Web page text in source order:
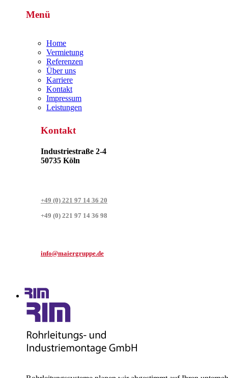
Menü
Home
Vermietung
Referenzen
Über uns
Karriere
Kontakt
Impressum
Leistungen
Kontakt
Industriestraße 2-4
50735 Köln
+49 (0) 221 97 14 36 20
+49 (0) 221 97 14 36 98
info@maiergruppe.de